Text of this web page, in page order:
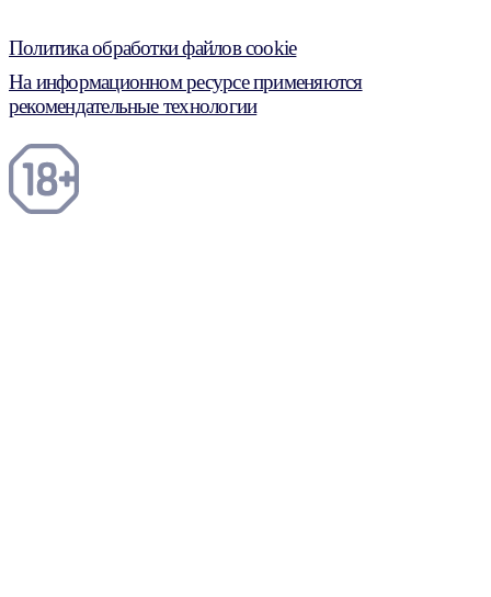
Политика обработки файлов cookie
На информационном ресурсе применяются
рекомендательные технологии